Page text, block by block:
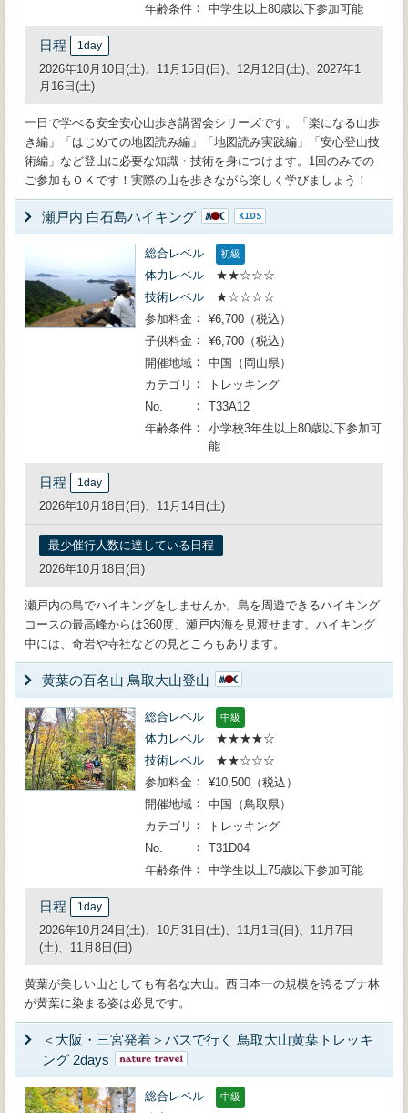
年齢条件
中学生以上80歳以下参加可能
日程 1day
2026年10月10日(土)、11月15日(日)、12月12日(土)、2027年1
月16日(土)
一日で学べる安全安心山歩き講習会シリーズです。「楽になる山歩
き編」「はじめての地図読み編」「地図読み実践編」「安心登山技
術編」など登山に必要な知識・技術を身につけます。1回のみでの
ご参加もＯＫです！実際の山を歩きながら楽しく学びましょう！
瀬戸内 白石島ハイキング
総合レベル 初級
体力レベル
★★☆☆☆
技術レベル
★☆☆☆☆
参加料金
¥6,700（税込）
子供料金
¥6,700（税込）
開催地域
中国（岡山県）
カテゴリ
トレッキング
No.
T33A12
年齢条件
小学校3年生以上80歳以下参加可
能
日程 1day
2026年10月18日(日)、11月14日(土)
最少催行人数に達している日程
2026年10月18日(日)
瀬戸内の島でハイキングをしませんか。島を周遊できるハイキング
コースの最高峰からは360度、瀬戸内海を見渡せます。ハイキング
中には、奇岩や寺社などの見どころもあります。
黄葉の百名山 鳥取大山登山
総合レベル 中級
体力レベル
★★★★☆
技術レベル
★★☆☆☆
参加料金
¥10,500（税込）
開催地域
中国（鳥取県）
カテゴリ
トレッキング
No.
T31D04
年齢条件
中学生以上75歳以下参加可能
日程 1day
2026年10月24日(土)、10月31日(土)、11月1日(日)、11月7日
(土)、11月8日(日)
黄葉が美しい山としても有名な大山。西日本一の規模を誇るブナ林
が黄葉に染まる姿は必見です。
＜大阪・三宮発着＞バスで行く 鳥取大山黄葉トレッキ
ング 2days
総合レベル 中級